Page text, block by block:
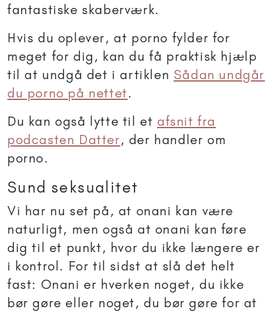
fantastiske skaberværk.
Hvis du oplever, at porno fylder for
meget for dig, kan du få praktisk hjælp
til at undgå det i artiklen Sådan undgår
du porno på nettet.
Du kan også lytte til etafsnit fra
podcasten Datter, der handler om
porno.
Sund seksualitet
Vi har nu set på, at onani kan være
naturligt, men også at onani kan føre
dig til et punkt, hvor du ikke længere er
i kontrol. For til sidst at slå det helt
fast: Onani er hverken noget, du ikke
bør gøre eller noget, du bør gøre for at